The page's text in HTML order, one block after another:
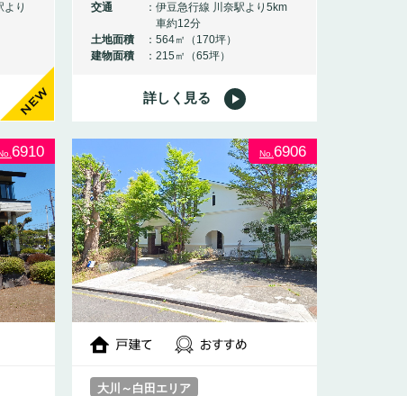
より
交通
伊豆急行線 川奈駅より5km
車約12分
土地面積
564㎡（170坪）
建物面積
215㎡（65坪）
詳しく見る
6910 No. 6906
大川～白田エリア